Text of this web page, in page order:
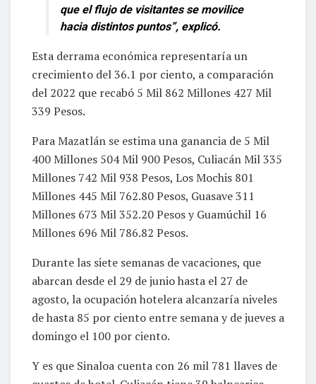
que el flujo de visitantes se movilice
hacia distintos puntos”, explicó.
Esta derrama económica representaría un
crecimiento del 36.1 por ciento, a comparación
del 2022 que recabó 5 Mil 862 Millones 427 Mil
339 Pesos.
Para Mazatlán se estima una ganancia de 5 Mil
400 Millones 504 Mil 900 Pesos, Culiacán Mil 335
Millones 742 Mil 938 Pesos, Los Mochis 801
Millones 445 Mil 762.80 Pesos, Guasave 311
Millones 673 Mil 352.20 Pesos y Guamúchil 16
Millones 696 Mil 786.82 Pesos.
Durante las siete semanas de vacaciones, que
abarcan desde el 29 de junio hasta el 27 de
agosto, la ocupación hotelera alcanzaría niveles
de hasta 85 por ciento entre semana y de jueves a
domingo el 100 por ciento.
Y es que Sinaloa cuenta con 26 mil 781 llaves de